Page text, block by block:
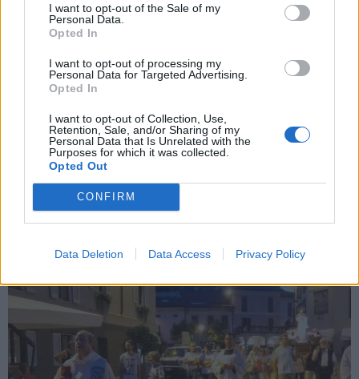
I want to opt-out of the Sale of my
Personal Data.
Opted In
I want to opt-out of processing my
Personal Data for Targeted Advertising.
Opted In
I want to opt-out of Collection, Use,
Retention, Sale, and/or Sharing of my
Personal Data that Is Unrelated with the
Purposes for which it was collected.
Opted Out
CONFIRM
Data Deletion Data Access Privacy Policy
Team Insubrika, storico terzo posto ai
campionati italiani Master di Riccione